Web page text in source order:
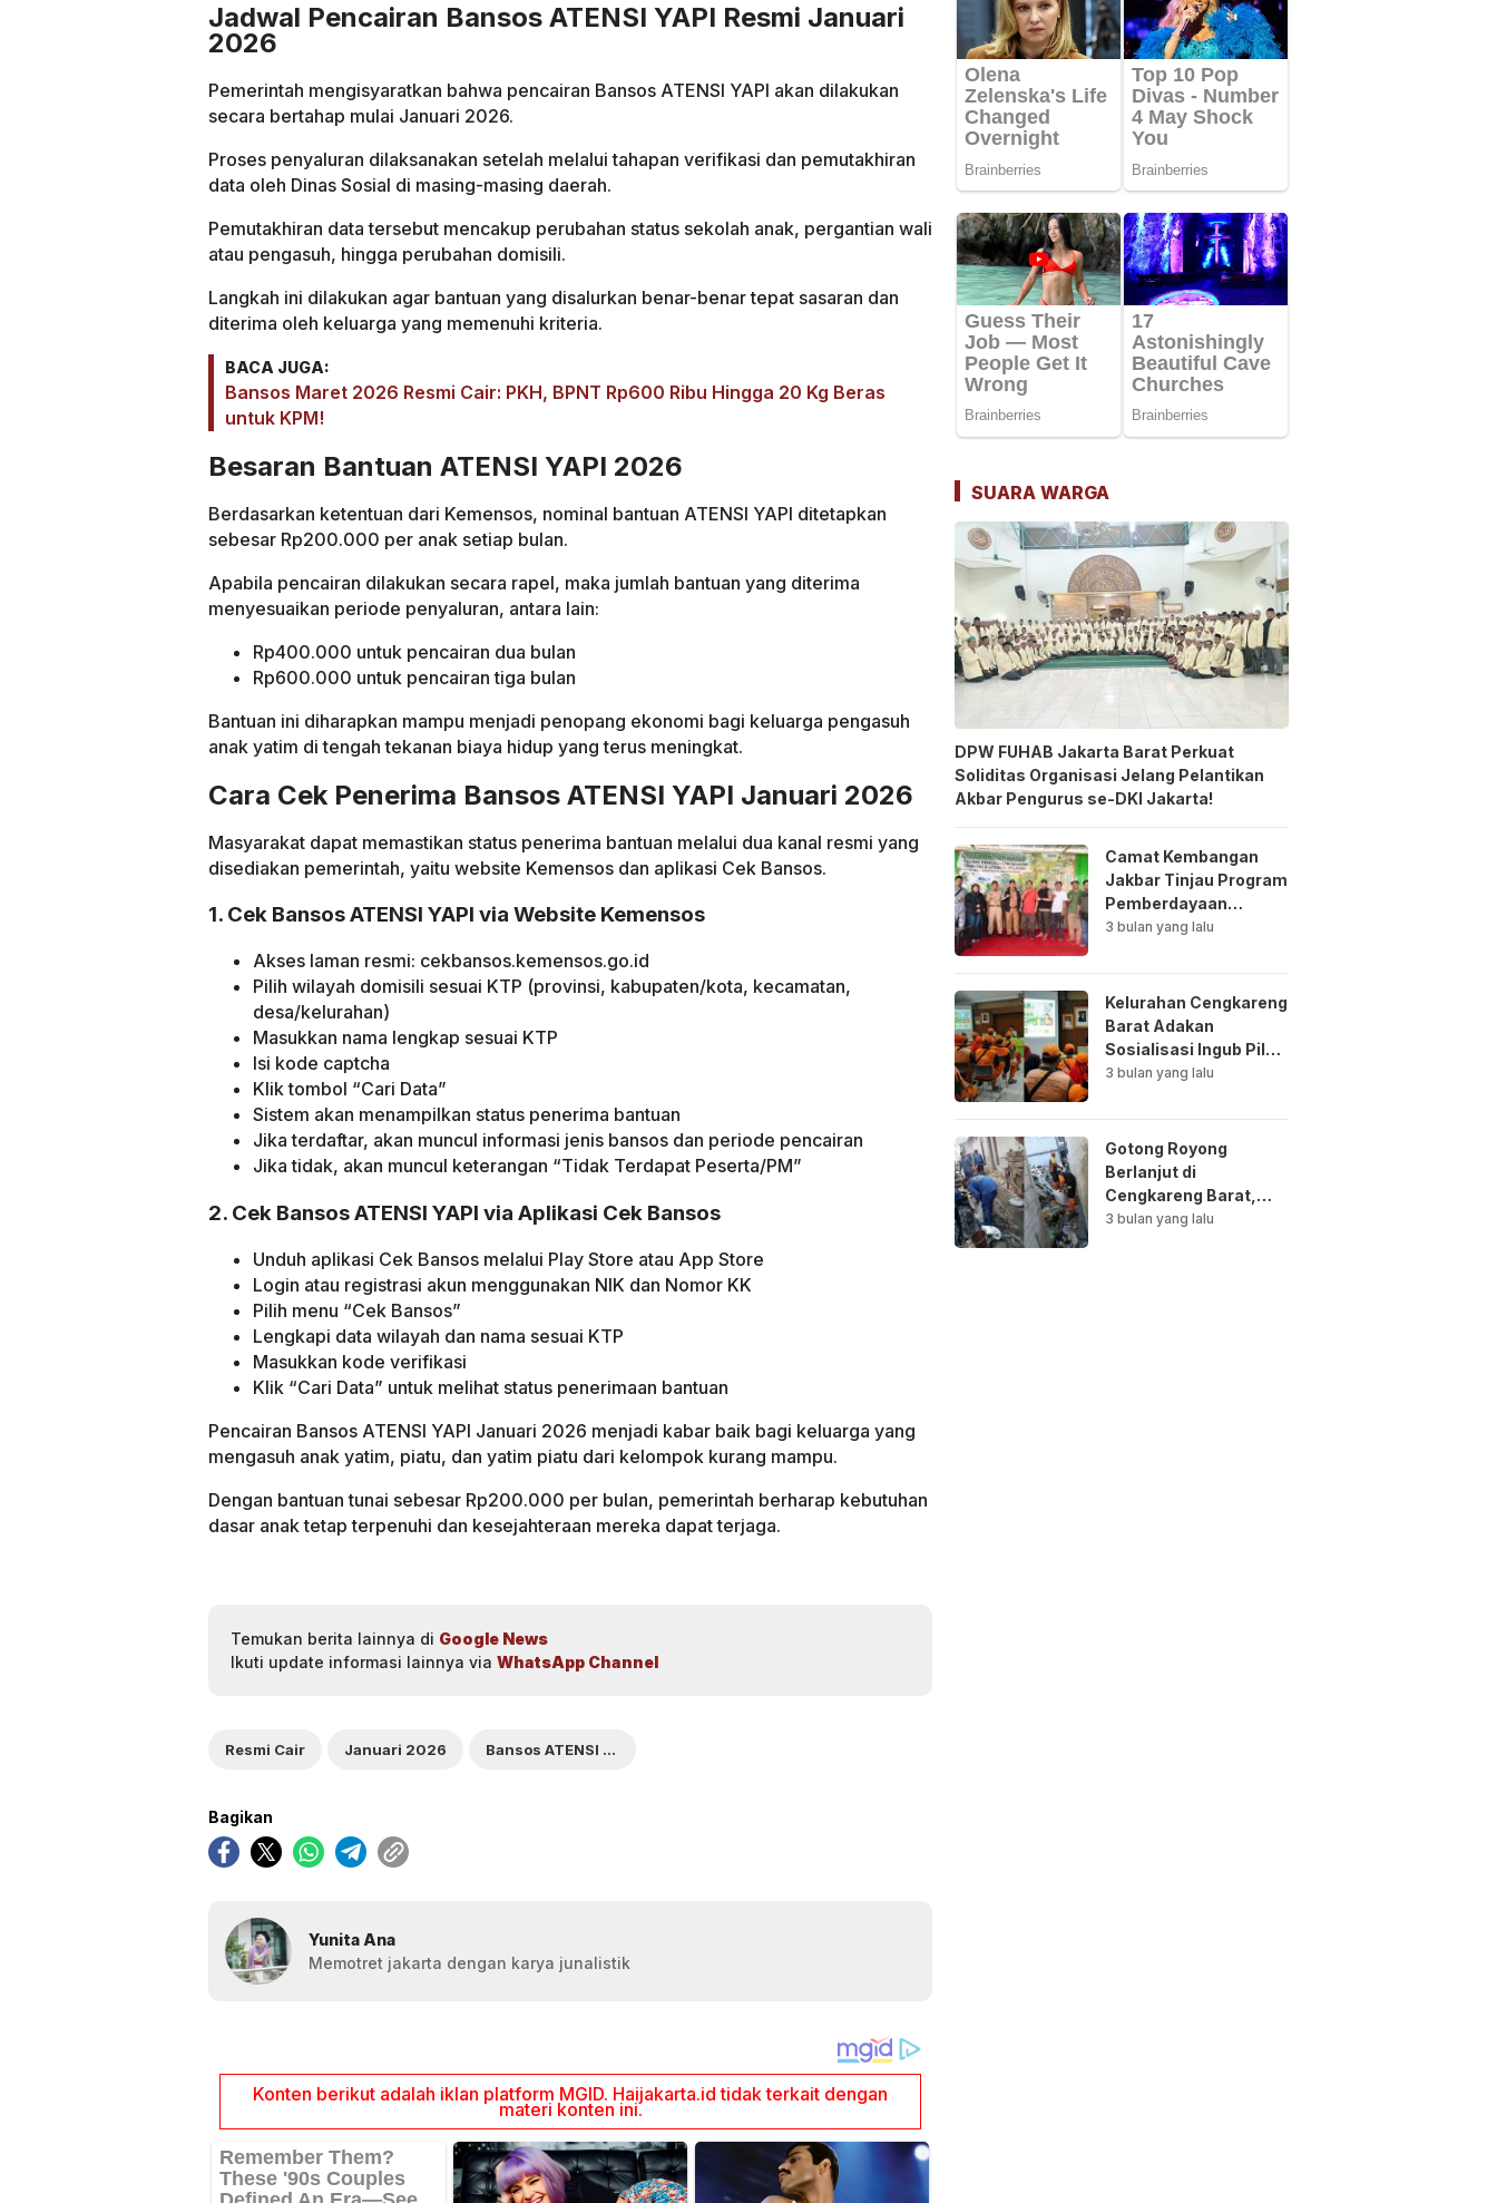
Jadwal Pencairan Bansos ATENSI YAPI Resmi Januari
2026
Pemerintah mengisyaratkan bahwa pencairan Bansos ATENSI YAPI akan dilakukan
secara bertahap mulai Januari 2026.
Proses penyaluran dilaksanakan setelah melalui tahapan verifikasi dan pemutakhiran
data oleh Dinas Sosial di masing-masing daerah.
Pemutakhiran data tersebut mencakup perubahan status sekolah anak, pergantian wali
atau pengasuh, hingga perubahan domisili.
Langkah ini dilakukan agar bantuan yang disalurkan benar-benar tepat sasaran dan
diterima oleh keluarga yang memenuhi kriteria.
BACA JUGA:
Bansos Maret 2026 Resmi Cair: PKH, BPNT Rp600 Ribu Hingga 20 Kg Beras
untuk KPM!
Besaran Bantuan ATENSI YAPI 2026
Berdasarkan ketentuan dari Kemensos, nominal bantuan ATENSI YAPI ditetapkan
sebesar Rp200.000 per anak setiap bulan.
Apabila pencairan dilakukan secara rapel, maka jumlah bantuan yang diterima
menyesuaikan periode penyaluran, antara lain:
Rp400.000 untuk pencairan dua bulan
Rp600.000 untuk pencairan tiga bulan
Bantuan ini diharapkan mampu menjadi penopang ekonomi bagi keluarga pengasuh
anak yatim di tengah tekanan biaya hidup yang terus meningkat.
Cara Cek Penerima Bansos ATENSI YAPI Januari 2026
Masyarakat dapat memastikan status penerima bantuan melalui dua kanal resmi yang
disediakan pemerintah, yaitu website Kemensos dan aplikasi Cek Bansos.
1. Cek Bansos ATENSI YAPI via Website Kemensos
Akses laman resmi: cekbansos.kemensos.go.id
Pilih wilayah domisili sesuai KTP (provinsi, kabupaten/kota, kecamatan,
desa/kelurahan)
Masukkan nama lengkap sesuai KTP
Isi kode captcha
Klik tombol “Cari Data”
Sistem akan menampilkan status penerima bantuan
Jika terdaftar, akan muncul informasi jenis bansos dan periode pencairan
Jika tidak, akan muncul keterangan “Tidak Terdapat Peserta/PM”
2. Cek Bansos ATENSI YAPI via Aplikasi Cek Bansos
Unduh aplikasi Cek Bansos melalui Play Store atau App Store
Login atau registrasi akun menggunakan NIK dan Nomor KK
Pilih menu “Cek Bansos”
Lengkapi data wilayah dan nama sesuai KTP
Masukkan kode verifikasi
Klik “Cari Data” untuk melihat status penerimaan bantuan
Pencairan Bansos ATENSI YAPI Januari 2026 menjadi kabar baik bagi keluarga yang
mengasuh anak yatim, piatu, dan yatim piatu dari kelompok kurang mampu.
Dengan bantuan tunai sebesar Rp200.000 per bulan, pemerintah berharap kebutuhan
dasar anak tetap terpenuhi dan kesejahteraan mereka dapat terjaga.
Temukan berita lainnya di Google News
Ikuti update informasi lainnya via WhatsApp Channel
Resmi Cair Januari 2026 Bansos ATENSI YAPI
Bagikan
Yunita Ana
Memotret jakarta dengan karya junalistik
SUARA WARGA
DPW FUHAB Jakarta Barat Perkuat
Soliditas Organisasi Jelang Pelantikan
Akbar Pengurus se-DKI Jakarta!
Camat Kembangan
Jakbar Tinjau Program
Pemberdayaan
Lingkungan di Bale
3 bulan yang lalu
Kelurahan Cengkareng
Barat Adakan
Sosialisasi Ingub Pilah
Sampah Kepada PPSU
3 bulan yang lalu
Gotong Royong
Berlanjut di
Cengkareng Barat,
Saluran Air
3 bulan yang lalu